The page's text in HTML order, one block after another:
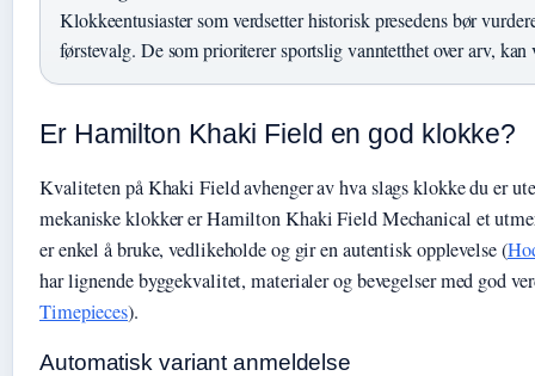
Klokkeentusiaster som verdsetter historisk presedens bør
førstevalg. De som prioriterer sportslig vanntetthet over arv,
Er Hamilton Khaki Field en god klokke?
Kvaliteten på Khaki Field avhenger av hva slags klokke du er
mekaniske klokker er Hamilton Khaki Field Mechanical et
er enkel å bruke, vedlikeholde og gir en autentisk opplevelse (
har lignende byggekvalitet, materialer og bevegelser med god
Timepieces).
Automatisk variant anmeldelse